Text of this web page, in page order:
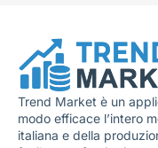
Trend Market è un
modo efficace l’intero
italiana e della